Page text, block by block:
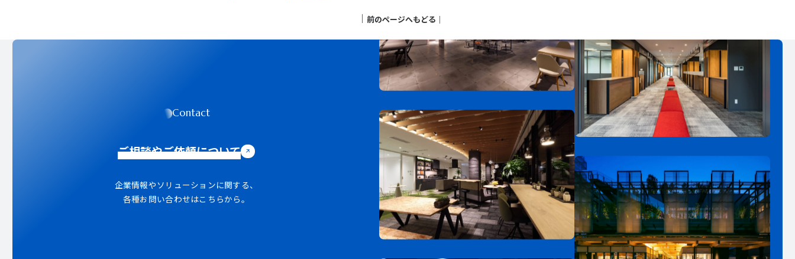
｜ 前のページへもどる ｜
Contact
ご相談やご依頼について
企業情報やソリューションに関する、
各種お問い合わせはこちらから。